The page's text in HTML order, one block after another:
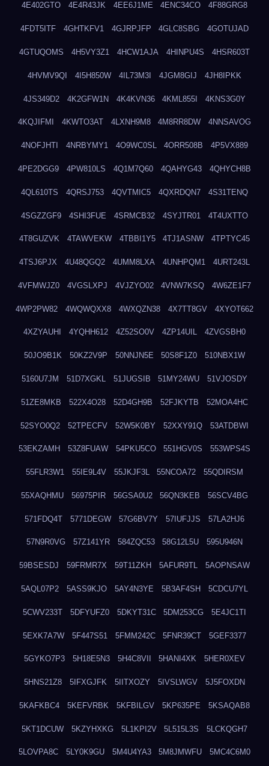
4E402GTO 4E4R43JK 4EE6J1ME 4ENC34CO 4F88GRG8
4FDT5ITF 4GHTKFV1 4GJRPJFP 4GLC8SBG 4GOTUJAD
4GTUQOMS 4H5VY3Z1 4HCW1AJA 4HINPU4S 4HSR603T
4HVMV9QI 4I5H850W 4IL73M3I 4JGM8GIJ 4JH8IPKK
4JS349D2 4K2GFW1N 4K4KVN36 4KML855I 4KNS3G0Y
4KQJIFMI 4KWTO3AT 4LXNH9M8 4M8RR8DW 4NNSAVOG
4NOFJHTI 4NRBYMY1 4O9WC0SL 4ORR508B 4P5VX889
4PE2DGG9 4PW810LS 4Q1M7Q60 4QAHYG43 4QHYCH8B
4QL610TS 4QRSJ753 4QVTMIC5 4QXRDQN7 4S31TENQ
4SGZZGF9 4SHI3FUE 4SRMCB32 4SYJTR01 4T4UXTTO
4T8GUZVK 4TAWVEKW 4TBBI1Y5 4TJ1ASNW 4TPTYC45
4TSJ6PJX 4U48QGQ2 4UMM8LXA 4UNHPQM1 4URT243L
4VFMWJZ0 4VGSLXPJ 4VJZYO02 4VNW7KSQ 4W6ZE1F7
4WP2PW82 4WQWQXX8 4WXQZN38 4X7TT8GV 4XYOT662
4XZYAUHI 4YQHH612 4Z52SO0V 4ZP14UIL 4ZVGSBH0
50JO9B1K 50KZ2V9P 50NNJN5E 50S8F1Z0 510NBX1W
5160U7JM 51D7XGKL 51JUGSIB 51MY24WU 51VJOSDY
51ZE8MKB 522X4O28 52D4GH9B 52FJKYTB 52MOA4HC
52SYO0Q2 52TPECFV 52W5K0BY 52XXY91Q 53ATDBWI
53EKZAMH 53Z8FUAW 54PKU5CO 551HGV0S 553WPS4S
55FLR3W1 55IE9L4V 55JKJF3L 55NCOA72 55QDIRSM
55XAQHMU 56975PIR 56GSA0U2 56QN3KEB 56SCV4BG
571FDQ4T 5771DEGW 57G6BV7Y 57IUFJJS 57LA2HJ6
57N9R0VG 57Z141YR 584ZQC53 58G12L5U 595U946N
59BSESDJ 59FRMR7X 59T11ZKH 5AFUR9TL 5AOPNSAW
5AQL07P2 5ASS9KJO 5AY4N3YE 5B3AF4SH 5CDCU7YL
5CWV233T 5DFYUFZ0 5DKYT31C 5DM253CG 5E4JC1TI
5EXK7A7W 5F447S51 5FMM242C 5FNR39CT 5GEF3377
5GYKO7P3 5H18E5N3 5H4C8VII 5HANI4XK 5HER0XEV
5HNS21Z8 5IFXGJFK 5IITXOZY 5IVSLWGV 5J5FOXDN
5KAFKBC4 5KEFVRBK 5KFBILGV 5KP635PE 5KSAQAB8
5KT1DCUW 5KZYHXKG 5L1KPI2V 5L515L3S 5LCKQGH7
5LOVPA8C 5LY0K9GU 5M4U4YA3 5M8JMWFU 5MC4C6M0